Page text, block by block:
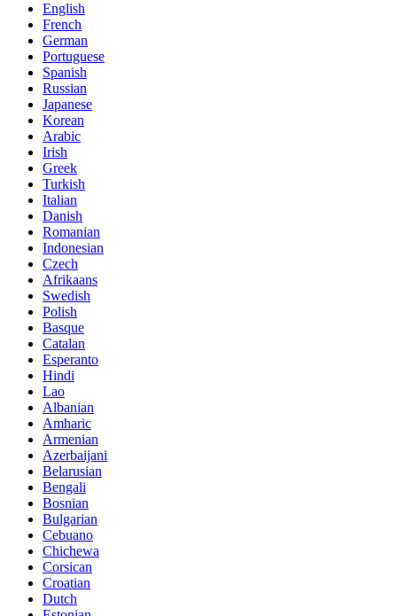
English
French
German
Portuguese
Spanish
Russian
Japanese
Korean
Arabic
Irish
Greek
Turkish
Italian
Danish
Romanian
Indonesian
Czech
Afrikaans
Swedish
Polish
Basque
Catalan
Esperanto
Hindi
Lao
Albanian
Amharic
Armenian
Azerbaijani
Belarusian
Bengali
Bosnian
Bulgarian
Cebuano
Chichewa
Corsican
Croatian
Dutch